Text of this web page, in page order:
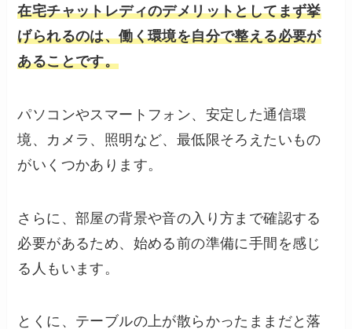
在宅チャットレディのデメリットとしてまず挙
げられるのは、働く環境を自分で整える必要が
あることです。
パソコンやスマートフォン、安定した通信環
境、カメラ、照明など、最低限そろえたいもの
がいくつかあります。
さらに、部屋の背景や音の入り方まで確認する
必要があるため、始める前の準備に手間を感じ
る人もいます。
とくに、テーブルの上が散らかったままだと落